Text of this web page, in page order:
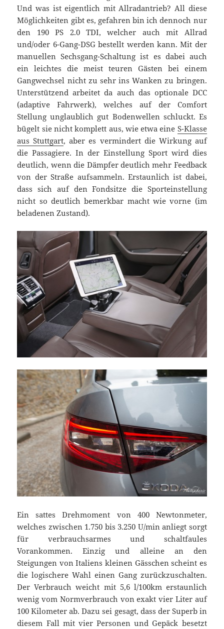
Und was ist eigentlich mit Allradantrieb? All diese
Möglichkeiten gibt es, gefahren bin ich dennoch nur
den 190 PS 2.0 TDI, welcher auch mit Allrad
und/oder 6-Gang-DSG bestellt werden kann. Mit der
manuellen Sechsgang-Schaltung ist es dabei auch
ein leichtes die meist teuren Gästen bei einem
Gangwechsel nicht zu sehr ins Wanken zu bringen.
Unterstützend arbeitet da auch das optionale DCC
(adaptive Fahrwerk), welches auf der Comfort
Stellung unglaublich gut Bodenwellen schluckt. Es
bügelt sie nicht komplett aus, wie etwa eine S-Klasse
aus Stuttgart, aber es vermindert die Wirkung auf
die Passagiere. In der Einstellung Sport wird dies
deutlich, wenn die Dämpfer deutlich mehr Feedback
von der Straße aufsammeln. Erstaunlich ist dabei,
dass sich auf den Fondsitze die Sporteinstellung
nicht so deutlich bemerkbar macht wie vorne (im
beladenen Zustand).
Ein sattes Drehmoment von 400 Newtonmeter,
welches zwischen 1.750 bis 3.250 U/min anliegt sorgt
für verbrauchsarmes und schaltfaules
Vorankommen. Einzig und alleine an den
Steigungen von Italiens kleinen Gässchen scheint es
die logischere Wahl einen Gang zurückzuschalten.
Der Verbrauch weicht mit 5,6 l/100km erstaunlich
wenig vom Normverbrauch von exakt vier Liter auf
100 Kilometer ab. Dazu sei gesagt, dass der Superb in
diesem Fall mit vier Personen und Gepäck besetzt